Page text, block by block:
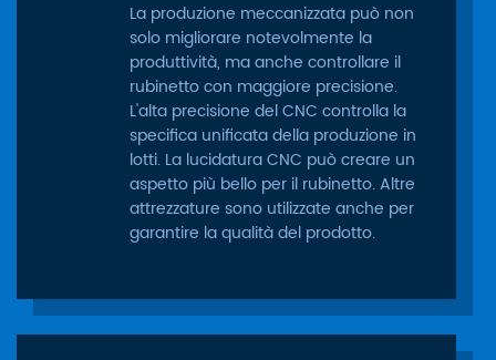
La produzione meccanizzata può non
solo migliorare notevolmente la
produttività, ma anche controllare il
rubinetto con maggiore precisione.
L'alta precisione del CNC controlla la
specifica unificata della produzione in
lotti. La lucidatura CNC può creare un
aspetto più bello per il rubinetto. Altre
attrezzature sono utilizzate anche per
garantire la qualità del prodotto.